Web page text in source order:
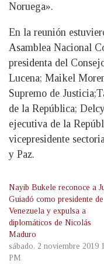
Noruega».
En la reunión
Asamblea Nacional
presidenta del
Lucena; Maikel
Supremo de
de la República;
ejecutiva de la
vicepresidente
y Paz.
Nayib Bukele reconoce a
Guiadó como presidente de
Venezuela y expulsa a
diplomáticos de Nicolás
Maduro
sábado, 2 noviembre 2019
PM